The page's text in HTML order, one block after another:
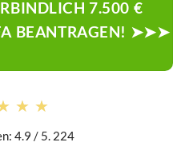
7.500 €
BEANTRAGEN! ➤➤➤
4.9 / 5. 224